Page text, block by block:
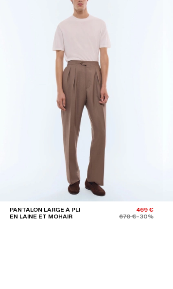
PANTALON LARGE À PLI
EN LAINE ET MOHAIR
469 €
670 €-30%